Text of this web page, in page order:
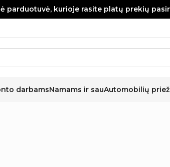
parduotuvė, kurioje rasite platų prekių
darbamsNamams ir sauAutomobilių